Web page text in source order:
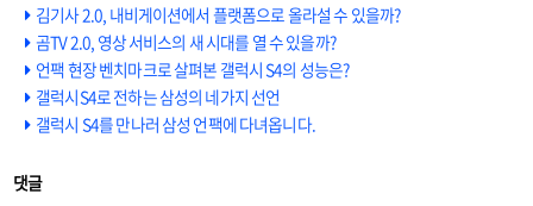
김기사 2.0, 내비게이션에서 플랫폼으로 올라설 수 있을까?
곰TV 2.0, 영상 서비스의 새 시대를 열 수 있을까?
언팩 현장 벤치마크로 살펴본 갤럭시 S4의 성능은?
갤럭시S4로 전하는 삼성의 네가지 선언
갤럭시 S4를 만나러 삼성 언팩에 다녀옵니다.
댓글